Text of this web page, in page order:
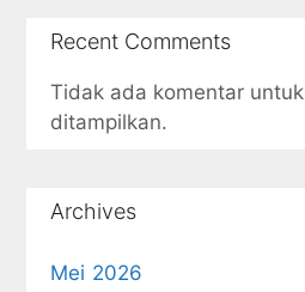
Recent Comments
Tidak ada komentar untuk
ditampilkan.
Archives
Mei 2026